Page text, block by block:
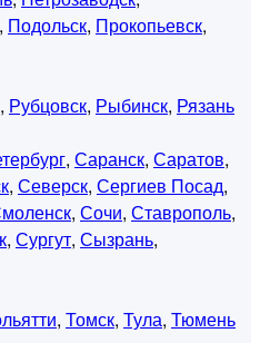
, Подольск, Прокопьевск,
, Рубцовск, Рыбинск, Рязань
, Саранск, Саратов,
, Северск, Сергиев Посад,
, Сочи, Ставрополь,
, Сургут, Сызрань,
, Томск, Тула, Тюмень